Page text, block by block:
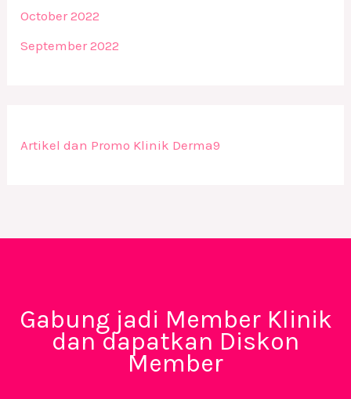
October 2022
September 2022
Artikel dan Promo Klinik Derma9
Gabung jadi Member Klinik
dan dapatkan Diskon
Member